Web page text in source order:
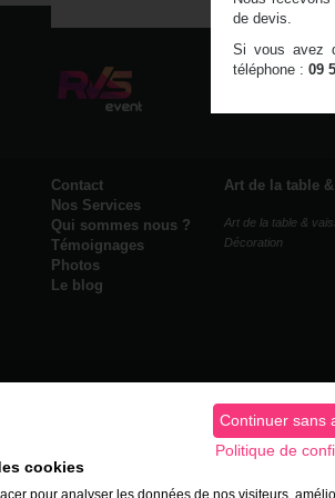
RVS Event -
Contact
Nos Services
Qui sommes nous ?
Témoignages
Photos
Le blog
Art de la table
Art de la table &
Décoration
de devis.
Si vous avez
téléphone : 09
Continuer sans
Politique de
cookies
pour analyser les données de nos visiteurs,